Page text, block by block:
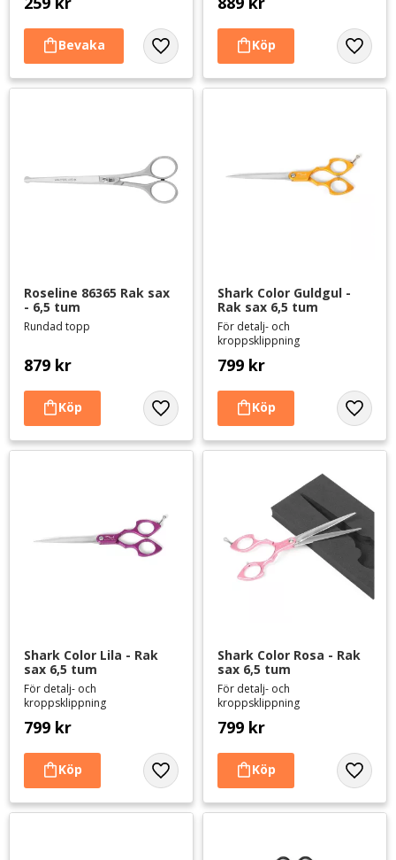
Lägg till i favoriter Lägg
Roseline 86365 Rak sax
- 6,5 tum
Rundad topp
879 kr
Lägg till i favoriter
Shark Color Guldgul -
Rak sax 6,5 tum
För detalj- och
kroppsklippning
799 kr
Lägg
Shark Color Lila - Rak
sax 6,5 tum
För detalj- och
kroppsklippning
799 kr
Lägg till i favoriter
Shark Color Rosa - Rak
sax 6,5 tum
För detalj- och
kroppsklippning
799 kr
Lägg